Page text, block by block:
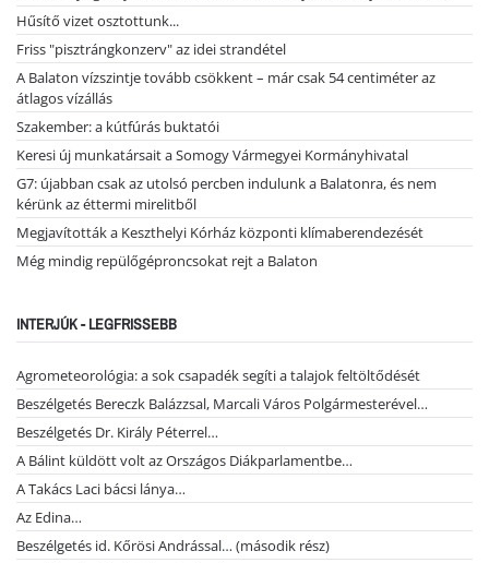
Hűsítő vizet osztottunk...
Friss "pisztrángkonzerv" az idei strandétel
A Balaton vízszintje tovább csökkent – már csak 54 centiméter az
átlagos vízállás
Szakember: a kútfúrás buktatói
Keresi új munkatársait a Somogy Vármegyei Kormányhivatal
G7: újabban csak az utolsó percben indulunk a Balatonra, és nem
kérünk az éttermi mirelitből
Megjavították a Keszthelyi Kórház központi klímaberendezését
Még mindig repülőgéproncsokat rejt a Balaton
INTERJÚK - LEGFRISSEBB
Agrometeorológia: a sok csapadék segíti a talajok feltöltődését
Beszélgetés Bereczk Balázzsal, Marcali Város Polgármesterével…
Beszélgetés Dr. Király Péterrel…
A Bálint küldött volt az Országos Diákparlamentbe…
A Takács Laci bácsi lánya…
Az Edina…
Beszélgetés id. Kőrösi Andrással… (második rész)